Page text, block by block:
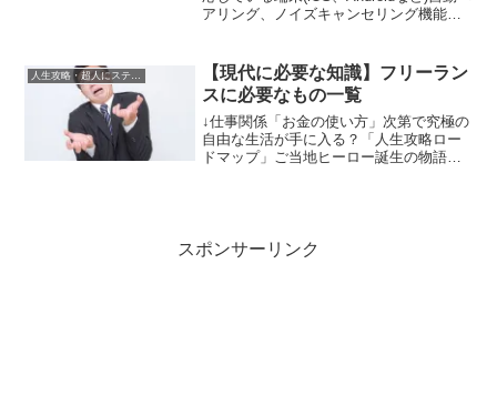
アリング、ノイズキャンセリング機能の
えた方がいいバッテリー状況が分かるか
（完全ワイヤレスイヤホンならではの機
能なので充電ケースに表示できるものが
ある）
人生攻略・超人にステップアップ
【現代に必要な知識】フリーラン
スに必要なもの一覧
↓仕事関係「お金の使い方」次第で究極の
自由な生活が手に入る？「人生攻略ロー
ドマップ」ご当地ヒーロー誕生の物語！
スポンサーリンク